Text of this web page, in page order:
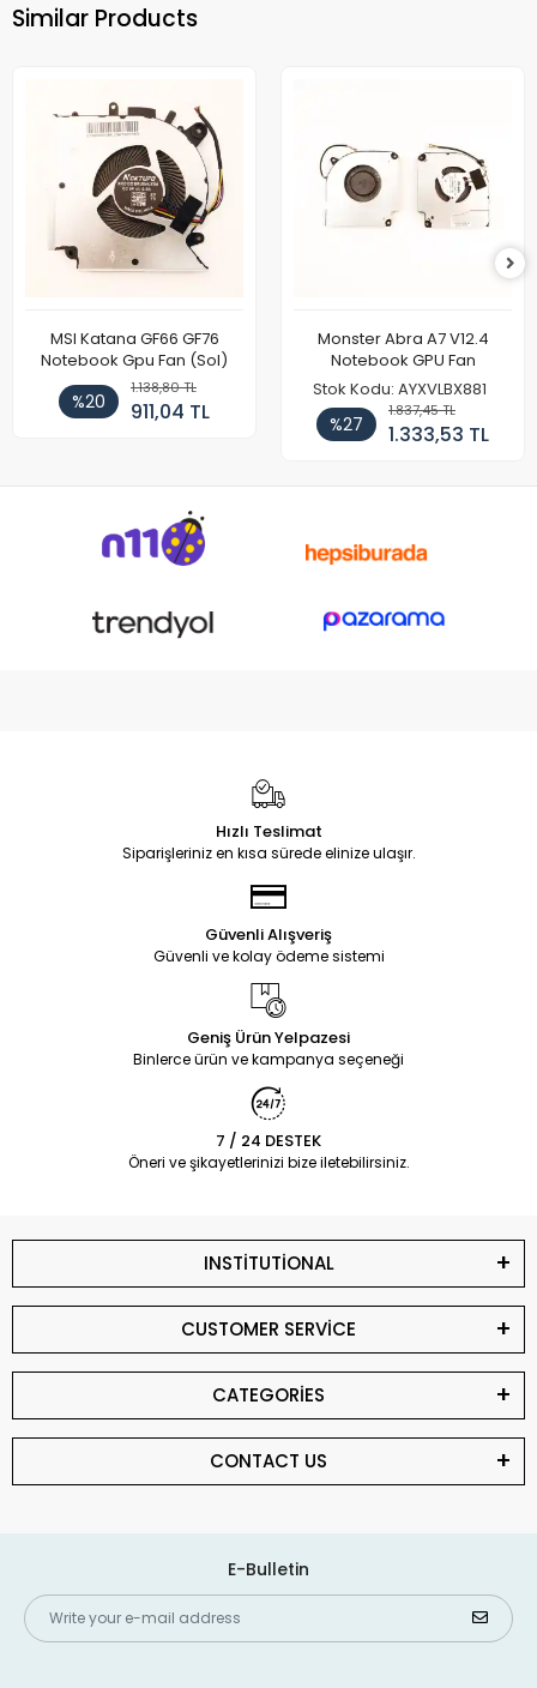
Similar Products
MSI Katana GF66 GF76
Notebook Gpu Fan (Sol)
%20
1.138,80 TL
911,04 TL
Monster Abra A7 V12.4
Notebook GPU Fan
Stok Kodu: AYXVLBX881
%27
1.837,45 TL
1.333,53 TL
Hızlı Teslimat
Siparişleriniz en kısa sürede elinize ulaşır.
Güvenli Alışveriş
Güvenli ve kolay ödeme sistemi
Geniş Ürün Yelpazesi
Binlerce ürün ve kampanya seçeneği
7 / 24 DESTEK
Öneri ve şikayetlerinizi bize iletebilirsiniz.
INSTİTUTİONAL
CUSTOMER SERVİCE
CATEGORİES
CONTACT US
E-Bulletin